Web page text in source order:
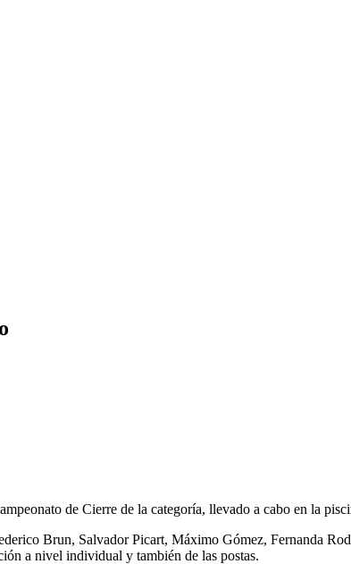
de Cierre de la categoría, llevado a cabo en la
Brun, Salvador Picart, Máximo Gómez, Fernanda
a nivel individual y también de las postas.